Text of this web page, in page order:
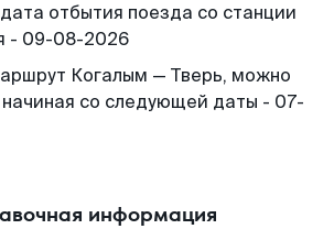
отбытия поезда со станции
- 09-08-2026
Когалым — Тверь, можно
со следующей даты - 07-
информация